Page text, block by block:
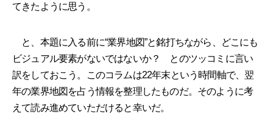
てきたように思う。
と、本題に入る前に“業界地図”と銘打ちながら、どこにも
ビジュアル要素がないではないか？ とのツッコミに言い
訳をしておこう。このコラムは22年末という時間軸で、翌
年の業界地図を占う情報を整理したものだ。そのように考
えて読み進めていただけると幸いだ。